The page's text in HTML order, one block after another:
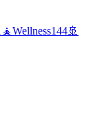
🧘Wellness144🚢